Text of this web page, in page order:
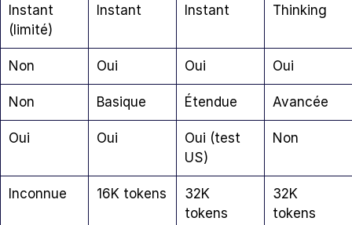
Instant
(limité)
Instant
Instant
Thinking
Non Oui Oui Oui
Non Basique Étendue Avancée
Oui Oui
Oui (test
US)
Non
Inconnue 16K tokens
32K
tokens
32K
tokens